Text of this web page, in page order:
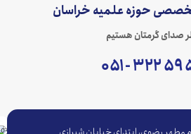
حوزه علمیه خراسان
گرمتان هستیم